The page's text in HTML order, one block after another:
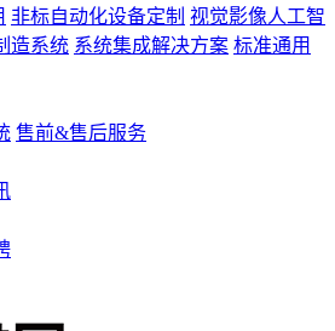
非标自动化设备定制 视觉影像人工智
造系统 系统集成解决方案 标准通用
售前&售后服务